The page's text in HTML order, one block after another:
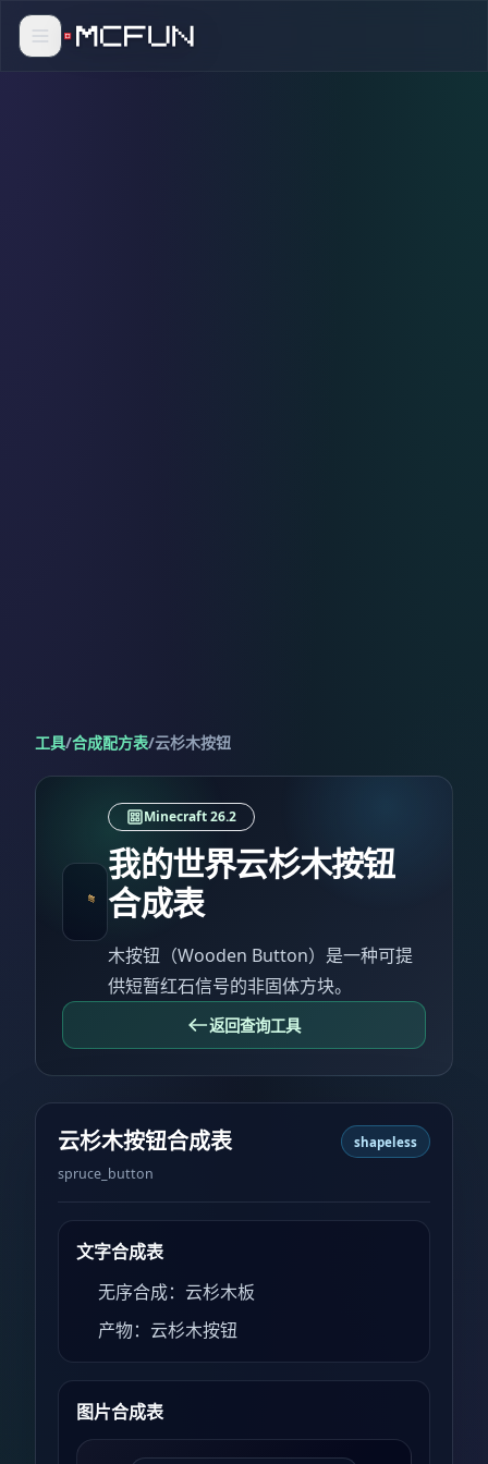
工具/合成配方表/云杉木按钮
Minecraft 26.2
我的世界云杉木按钮
合成表
木按钮（Wooden Button）是一种可提
供短暂红石信号的非固体方块。
返回查询工具
云杉木按钮合成表
spruce_button
shapeless
文字合成表
无序合成：云杉木板
产物：云杉木按钮
图片合成表